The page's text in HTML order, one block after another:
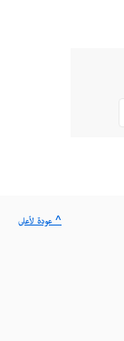
^ عودة لأعلى